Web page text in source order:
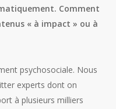
Comment
« à impact » ou à
psychosociale. Nous
experts dont on
à plusieurs milliers